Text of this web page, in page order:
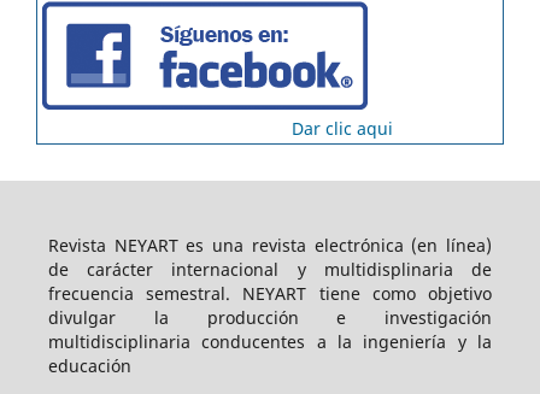
Dar clic aqui
Revista NEYART es una revista electrónica (en línea)
de carácter internacional y multidisplinaria de
frecuencia semestral. NEYART tiene como objetivo
divulgar la producción e investigación
multidisciplinaria conducentes a la ingeniería y la
educación